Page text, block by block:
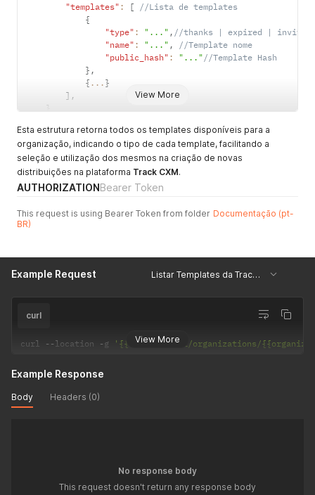
View More
"templates" : [
//Lista de templates
{
"type" : "..." , //thanks | expired | invite |
"name" : "..." ,
//Template nome
"public_hash" : "..." //Template Hash
} ,
{ ... }
] ,
}
Esta estrutura retorna todos os templates disponíveis para a
organização, indicando o tipo de cada template, facilitando a
seleção e utilização dos mesmos na criação de novas
distribuições na plataforma Track CXM.
AUTHORIZATIONBearer Token
This request is using Bearer Token from folder Documentação (pt-
BR)
Example Request Listar Templates da Track CXM
View More
curl
curl --location -g '{{url_api}}/v1/organizations/
Example Response
Body Headers (0)
No response body
This request doesn't return any response body